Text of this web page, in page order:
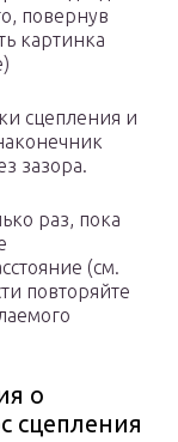
повернув
картинка
сцепления и
зазора.
раз, пока
(см.
повторяйте
о
сцепления